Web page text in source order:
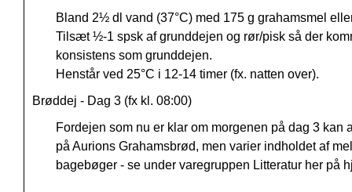
Bland 2½ dl vand (37°C) med 175 g grahamsmel
Tilsæt ½-1 spsk af grunddejen og rør/pisk så der
konsistens som grunddejen.
Henstår ved 25°C i 12-14 timer (fx. natten over).
Brøddej - Dag 3 (fx kl. 08:00)
Fordejen som nu er klar om morgenen på dag 3
på Aurions Grahamsbrød, men varier indholdet af
bagebøger - se under varegruppen Litteratur her på